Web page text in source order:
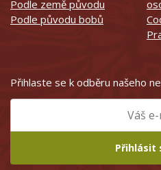
Podle země původu
Podle původu bobů
Přihlaste se k odběru našeho
Přihlásit